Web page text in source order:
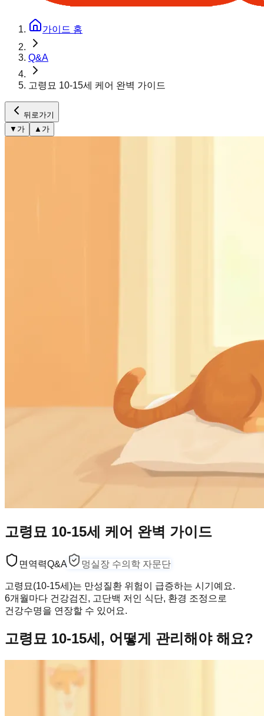
가이드 홈
Q&A
고령묘 10-15세 케어 완벽 가이드
뒤로가기
▼ 가 ▲ 가
고령묘 10-15세 케어 완벽 가이드
면역력Q&A 멍실장 수의학 자문단
고령묘(10-15세)는 만성질환 위험이 급증하는 시기예요.
6개월마다 건강검진, 고단백 저인 식단, 환경 조정으로
건강수명을 연장할 수 있어요.
고령묘 10-15세, 어떻게 관리해야 해요?